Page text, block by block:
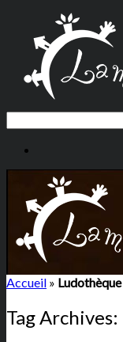
Accueil » Ludothèque
Tag Archives: